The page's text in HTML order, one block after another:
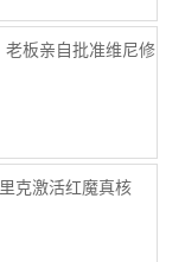
老板亲自批准维尼修
克激活红魔真核